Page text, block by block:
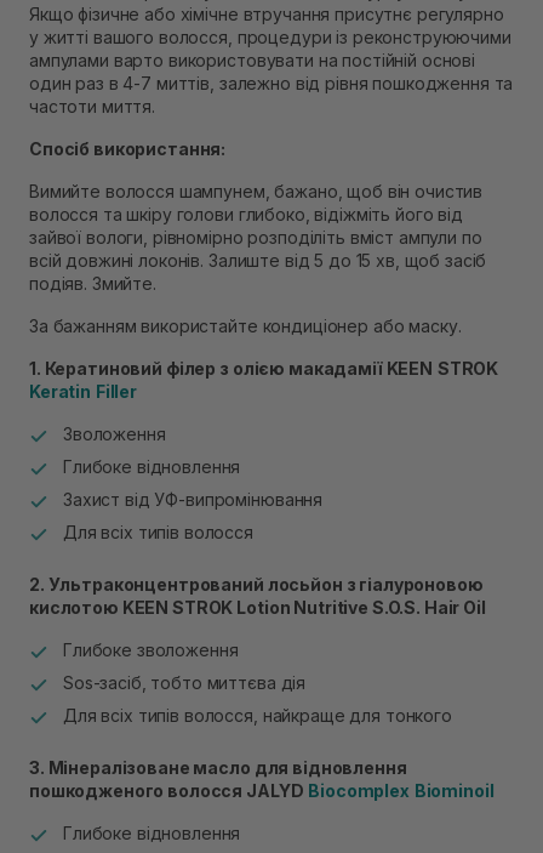
Якщо фізичне або хімічне втручання присутнє регулярно
у житті вашого волосся, процедури із реконструюючими
ампулами варто використовувати на постійній основі
один раз в 4-7 миттів, залежно від рівня пошкодження та
частоти миття.
Спосіб використання:
Вимийте волосся шампунем, бажано, щоб він очистив
волосся та шкіру голови глибоко, відіжміть його від
зайвої вологи, рівномірно розподіліть вміст ампули по
всій довжині локонів. Залиште від 5 до 15 хв, щоб засіб
подіяв. Змийте.
За бажанням використайте кондиціонер або маску.
1. Кератиновий філер з олією макадамії KEEN STROK
Keratin Filler
Зволоження
Глибоке відновлення
Захист від УФ-випромінювання
Для всіх типів волосся
2. Ультраконцентрований лосьйон з гіалуроновою
кислотою KEEN STROK Lotion Nutritive S.O.S. Hair Oil
Глибоке зволоження
Sos-засіб, тобто миттєва дія
Для всіх типів волосся, найкраще для тонкого
3. Мінералізоване масло для відновлення
пошкодженого волосся JALYD Biocomplex Biominoil
Глибоке відновлення